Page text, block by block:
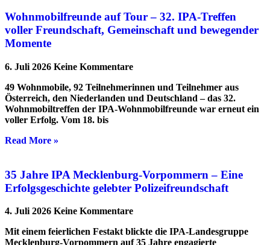
Wohnmobilfreunde auf Tour – 32. IPA-Treffen
voller Freundschaft, Gemeinschaft und bewegender
Momente
6. Juli 2026 Keine Kommentare
49 Wohnmobile, 92 Teilnehmerinnen und Teilnehmer aus
Österreich, den Niederlanden und Deutschland – das 32.
Wohnmobiltreffen der IPA-Wohnmobilfreunde war erneut ein
voller Erfolg. Vom 18. bis
Read More »
35 Jahre IPA Mecklenburg-Vorpommern – Eine
Erfolgsgeschichte gelebter Polizeifreundschaft
4. Juli 2026 Keine Kommentare
Mit einem feierlichen Festakt blickte die IPA-Landesgruppe
Mecklenburg-Vorpommern auf 35 Jahre engagierte